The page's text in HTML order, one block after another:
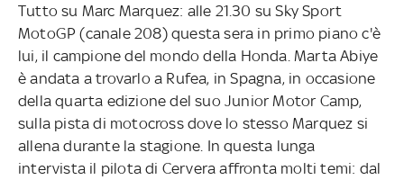
Tutto su Marc Marquez: alle 21.30 su Sky Sport
MotoGP (canale 208) questa sera in primo piano c'è
lui, il campione del mondo della Honda. Marta Abiye
è andata a trovarlo a Rufea, in Spagna, in occasione
della quarta edizione del suo Junior Motor Camp,
sulla pista di motocross dove lo stesso Marquez si
allena durante la stagione. In questa lunga
intervista il pilota di Cervera affronta molti temi: dal